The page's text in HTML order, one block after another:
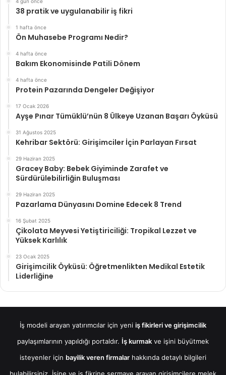
38 pratik ve uygulanabilir iş fikri
1 hafta önce
Ön Muhasebe Programı Nedir?
4 hafta önce
Bakım Ekonomisinde Patili Dönem
4 hafta önce
Protein Pazarında Dengeler Değişiyor
17 Ocak 2026
Ayşe Pınar Tümüklü’nün 8 Ülkeye Uzanan Başarı Öyküsü
31 Ağustos 2025
Kehribar Sektörü: Girişimciler İçin Parlayan Fırsat
29 Haziran 2025
Gracey Baby: Bebek Giyiminde Zarafet ve
Sürdürülebilirliğin Buluşması
29 Haziran 2025
Pazarlama Dünyasını Domine Edecek 8 Trend
16 Şubat 2025
Çikolata Meyvesi Yetiştiriciliği: Tropikal Lezzet ve
Yüksek Karlılık
23 Ocak 2025
Girişimcilik Öyküsü: Öğretmenlikten Medikal Estetik
Liderliğine
İş modeli arayan yatırımcılar için yeni iş fikirleri ve girişimcilik
paylaşımlarının yapıldığı portaldır. İş kurmak ve işini büyütmek
isteyenler için bayilik veren firmalar hakkında detaylı bilgileri
bulabilirsiniz. İşine ve iş fikrine sermaye arayan girişimcilere melek